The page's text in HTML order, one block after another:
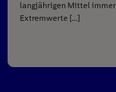
langjährigen Mittel
Extremwerte […]